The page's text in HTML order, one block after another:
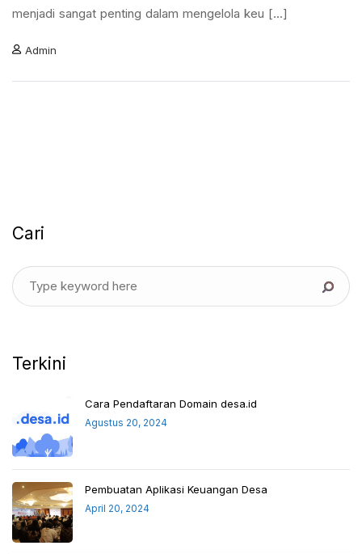
menjadi sangat penting dalam mengelola keu [...]
Admin
Cari
Terkini
Cara Pendaftaran Domain desa.id
Agustus 20, 2024
Pembuatan Aplikasi Keuangan Desa
April 20, 2024